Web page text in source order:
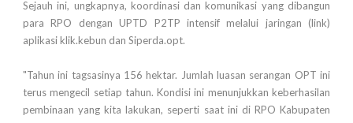
Sejauh ini, ungkapnya, koordinasi dan komunikasi yang dibangun
para RPO dengan UPTD P2TP intensif melalui jaringan (link)
aplikasi klik.kebun dan Siperda.opt.
"Tahun ini tagsasinya 156 hektar. Jumlah luasan serangan OPT ini
terus mengecil setiap tahun. Kondisi ini menunjukkan keberhasilan
pembinaan yang kita lakukan, seperti saat ini di RPO Kabupaten